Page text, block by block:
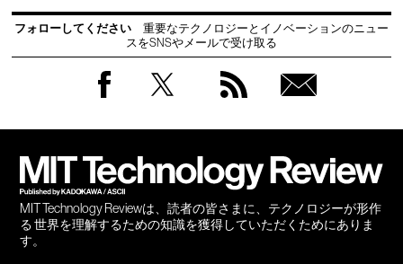
フォローしてください
重要なテクノロジーとイノベーションのニュー
スをSNSやメールで受け取る
MIT Technology Reviewは、読者の皆さまに、テクノロジーが形作
る 世界を理解するための知識を獲得していただくためにありま
す。